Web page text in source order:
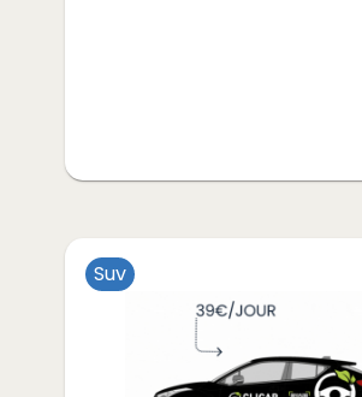
à partir de
€/semaine
Électrique
Suv